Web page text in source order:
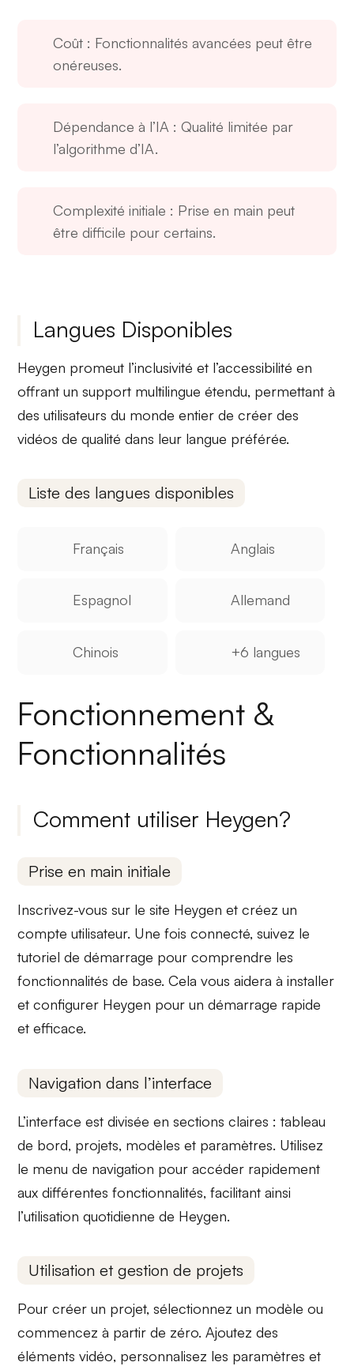
Coût : Fonctionnalités avancées peut être
onéreuses.
Dépendance à l’IA : Qualité limitée par
l’algorithme d’IA.
Complexité initiale : Prise en main peut
être difficile pour certains.
Langues Disponibles
Heygen promeut l’inclusivité et l’accessibilité en
offrant un support multilingue étendu, permettant à
des utilisateurs du monde entier de créer des
vidéos de qualité dans leur langue préférée.
Liste des langues disponibles
Français Anglais
Espagnol Allemand
Chinois +6 langues
Fonctionnement &
Fonctionnalités
Comment utiliser Heygen?
Prise en main initiale
Inscrivez-vous sur le site Heygen et créez un
compte utilisateur. Une fois connecté, suivez le
tutoriel de démarrage pour comprendre les
fonctionnalités de base. Cela vous aidera à installer
et configurer Heygen pour un démarrage rapide
et efficace.
Navigation dans l’interface
L’interface est divisée en sections claires :tableau
de bord, projets, modèles et paramètres. Utilisez
le menu de navigation pour accéder rapidement
aux différentes fonctionnalités, facilitant ainsi
l’utilisation quotidienne de Heygen.
Utilisation et gestion de projets
Pour créer un projet, sélectionnez un modèle ou
commencez à partir de zéro. Ajoutez des
éléments vidéo, personnalisez les paramètres et